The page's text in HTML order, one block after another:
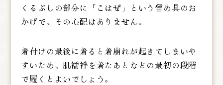
くるぶしの部分に「こはぜ」という留め具のお
かげで、その心配はありません。
着付けの最後に着ると着崩れが起きてしまいや
すいため、肌襦袢を着たあとなどの最初の段階
で履くとよいでしょう。